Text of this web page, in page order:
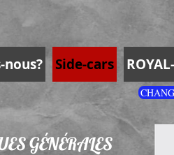
GÉNÉRALES
nous? Side-cars